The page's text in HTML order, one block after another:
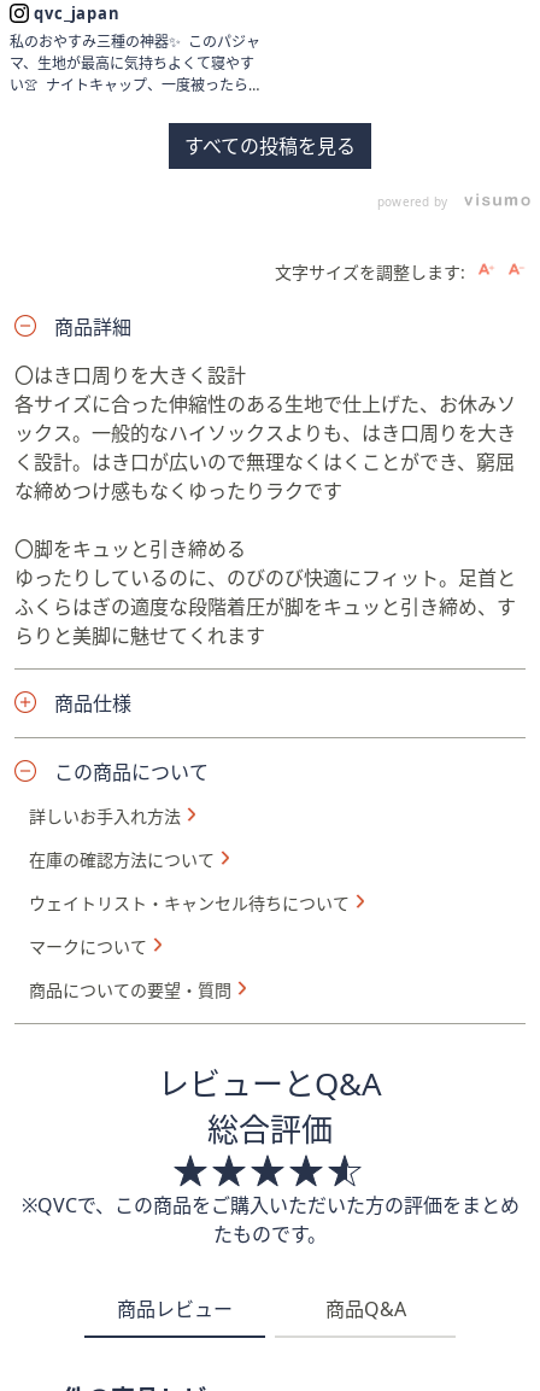
qvc_japan
私のおやすみ三種の神器✨ このパジャ
マ、生地が最高に気持ちよくて寝やす
い👚 ナイトキャップ、一度被ったら
くれる16匁シルク100％の生地 足は
しっかりマッサージしてから着圧ソッ
クス🧦 これで快眠、おやすみなさい
すべての投稿を見る
powered by
文字サイズを調整します:
商品詳細
〇はき口周りを大きく設計
各サイズに合った伸縮性のある生地で仕上げた、お休みソ
ックス。一般的なハイソックスよりも、はき口周りを大き
く設計。はき口が広いので無理なくはくことができ、窮屈
な締めつけ感もなくゆったりラクです
〇脚をキュッと引き締める
ゆったりしているのに、のびのび快適にフィット。足首と
ふくらはぎの適度な段階着圧が脚をキュッと引き締め、す
らりと美脚に魅せてくれます
商品仕様
この商品について
詳しいお手入れ方法
在庫の確認方法について
ウェイトリスト・キャンセル待ちについて
マークについて
商品についての要望・質問
レビューとQ&A
総合評価
※QVCで、この商品をご購入いただいた方の評価をまとめ
たものです。
商品レビュー 商品Q&A